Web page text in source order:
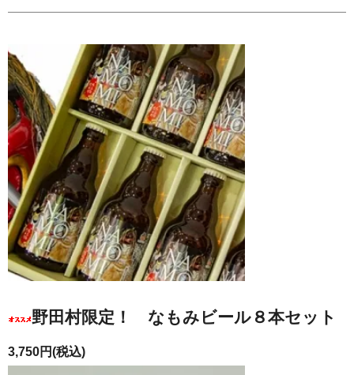
野田村限定！ なもみビール８本セット
3,750円(税込)